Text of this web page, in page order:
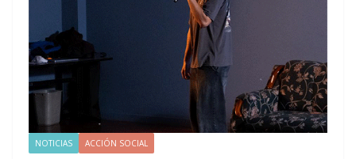
NOTICIAS ACCIÓN SOCIAL